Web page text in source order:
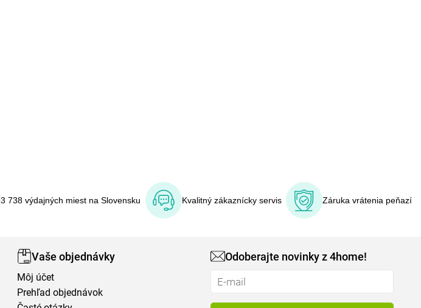
3 738 výdajných miest na Slovensku Kvalitný zákaznícky servis Záruka vrátenia peňazí
Vaše objednávky
Môj účet
Prehľad objednávok
Odoberajte novinky z 4home!